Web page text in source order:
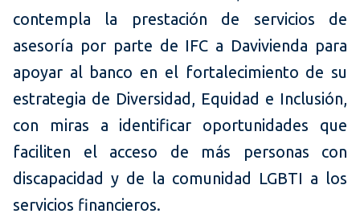
contempla la prestación de servicios de
asesoría por parte de IFC a Davivienda para
apoyar al banco en el fortalecimiento de su
estrategia de Diversidad, Equidad e Inclusión,
con miras a identificar oportunidades que
faciliten el acceso de más personas con
discapacidad y de la comunidad LGBTI a los
servicios financieros.